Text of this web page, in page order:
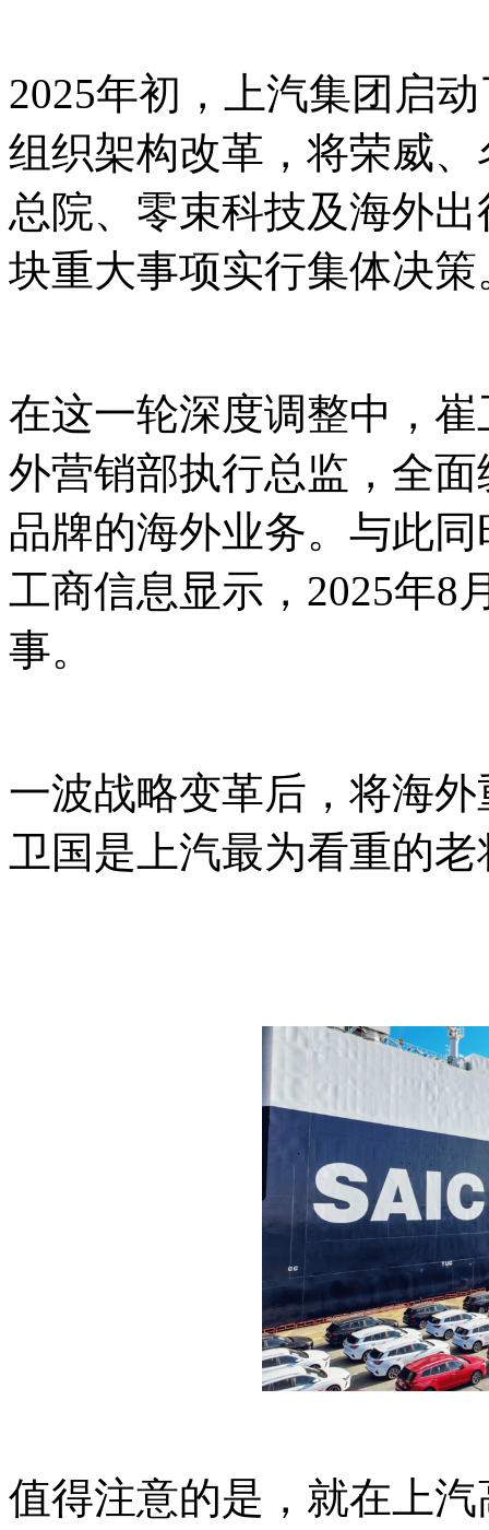
2025年初，上汽集团启
组织架构改革，将荣威
总院、零束科技及海外
块重大事项实行集体决策
在这一轮深度调整中，
外营销部执行总监，全
品牌的海外业务。与此
工商信息显示，2025年8
事。
一波战略变革后，将海
卫国是上汽最为看重的
值得注意的是，就在上